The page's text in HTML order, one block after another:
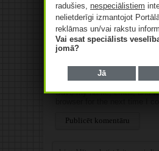
E-pasts *
Web
Save my name, email, and
radušies, nespeciālistiem
nelietderīgi izmantojot
reklāmas un/vai rakstu
Vai esat speciālists
jomā?
Jā